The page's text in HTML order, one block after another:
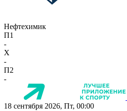
Нефтехимик
П1
-
X
-
П2
-
18 сентября 2026, Пт, 00:00